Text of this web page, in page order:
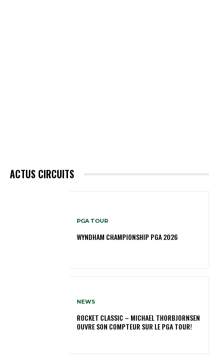
ACTUS CIRCUITS
PGA TOUR
WYNDHAM CHAMPIONSHIP PGA 2026
NEWS
ROCKET CLASSIC – MICHAEL THORBJORNSEN
OUVRE SON COMPTEUR SUR LE PGA TOUR!